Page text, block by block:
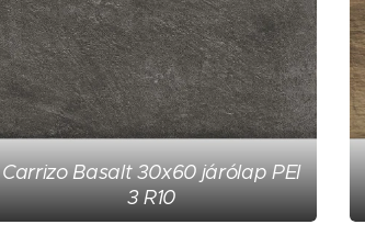
Carrizo Basalt 30x60 járólap PEI
3 R10